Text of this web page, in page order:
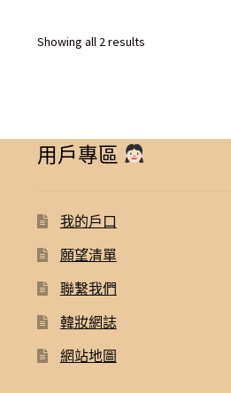
Showing all 2 resultsSorted
用戶專區
我的戶口
願望清單
聯繫我們
韓妝網誌
網站地圖